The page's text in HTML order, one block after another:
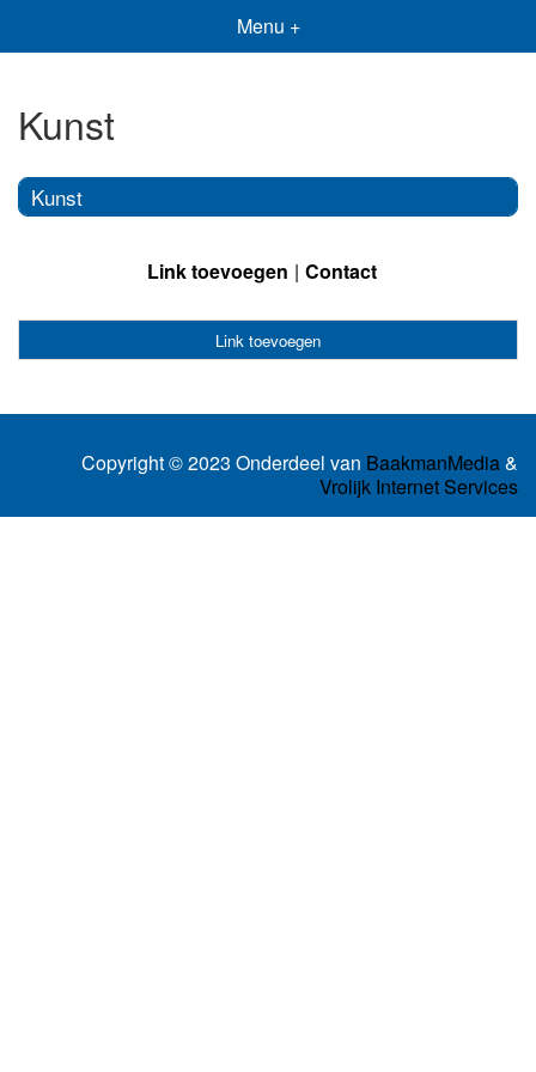
Menu +
Kunst
Kunst
Link toevoegen Contact
Link toevoegen
Copyright © 2023 Onderdeel van BaakmanMedia&
Vrolijk Internet Services